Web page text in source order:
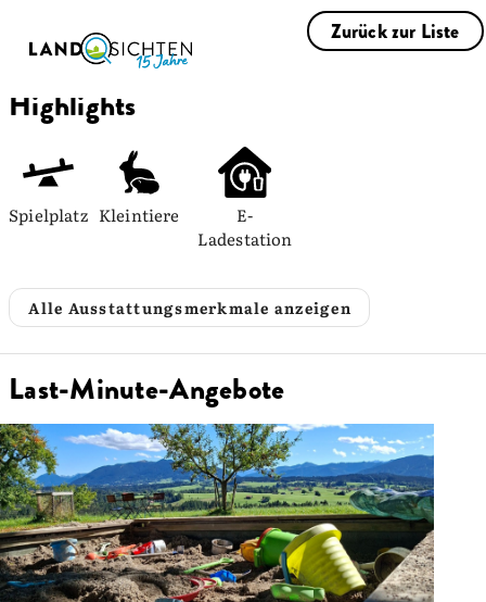
Zurück zur Liste
Highlights
Spielplatz Kleintiere
E-
Ladestation
Alle Ausstattungsmerkmale anzeigen
Last-Minute-Angebote